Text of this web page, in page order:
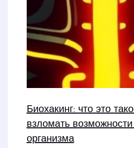
Биохакинг: что это
взломать возможности
организма